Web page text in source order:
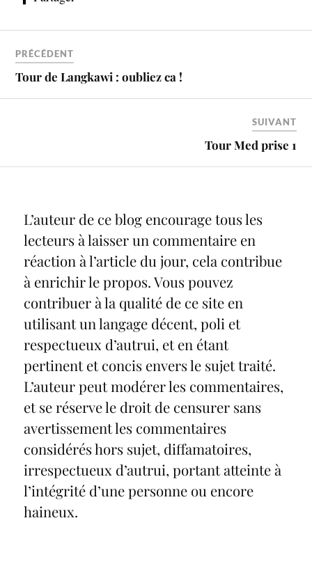
PRÉCÉDENT
Tour de Langkawi : oubliez ca !
SUIVANT
Tour Med prise 1
L’auteur de ce blog encourage tous les
lecteurs à laisser un commentaire en
réaction à l’article du jour, cela contribue
à enrichir le propos. Vous pouvez
contribuer à la qualité de ce site en
utilisant un langage décent, poli et
respectueux d’autrui, et en étant
pertinent et concis envers le sujet traité.
L’auteur peut modérer les commentaires,
et se réserve le droit de censurer sans
avertissement les commentaires
considérés hors sujet, diffamatoires,
irrespectueux d’autrui, portant atteinte à
l’intégrité d’une personne ou encore
haineux.